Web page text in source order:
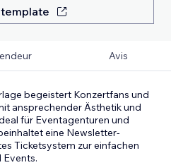
Avis
begeistert Konzertfans und
ansprechender Ästhetik und
für Eventagenturen und
eine Newsletter-
Ticketsystem zur einfachen
Events.